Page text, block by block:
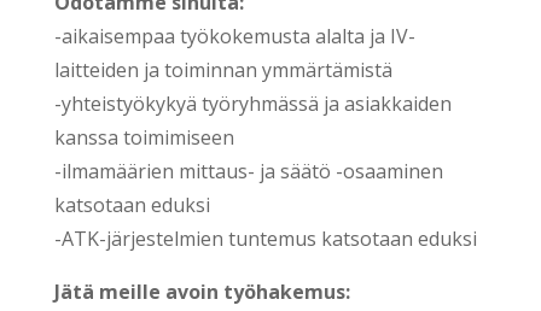
-aikaisempaa työkokemusta alalta ja IV-
laitteiden ja toiminnan ymmärtämistä
-yhteistyökykyä työryhmässä ja asiakkaiden
kanssa toimimiseen
-ilmamäärien mittaus- ja säätö -osaaminen
katsotaan eduksi
-ATK-järjestelmien tuntemus katsotaan eduksi
Jätä meille avoin työhakemus: